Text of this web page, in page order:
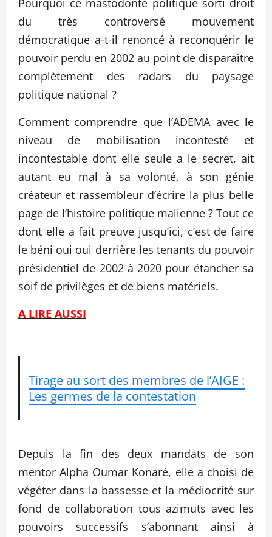
du très controversé mouvement
démocratique a-t-il renoncé à reconquérir le
pouvoir perdu en 2002 au point de disparaître
complètement des radars du paysage
politique national ?
Comment comprendre que l’ADEMA avec le
niveau de mobilisation incontesté et
incontestable dont elle seule a le secret, ait
autant eu mal à sa volonté, à son génie
créateur et rassembleur d’écrire la plus belle
page de l’histoire politique malienne ? Tout ce
dont elle a fait preuve jusqu’ici, c’est de faire
le béni oui oui derrière les tenants du pouvoir
présidentiel de 2002 à 2020 pour étancher sa
soif de privilèges et de biens matériels.
A LIRE AUSSI
Tirage au sort des membres de l’AIGE :
Les germes de la contestation
Depuis la fin des deux mandats de son
mentor Alpha Oumar Konaré, elle a choisi de
végéter dans la bassesse et la médiocrité sur
fond de collaboration tous azimuts avec les
pouvoirs successifs s’abonnant ainsi à